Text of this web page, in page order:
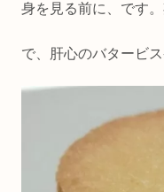
身を見る前に、です
で、肝心のバタービス